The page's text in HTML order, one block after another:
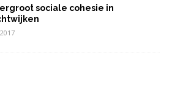
sociale cohesie in